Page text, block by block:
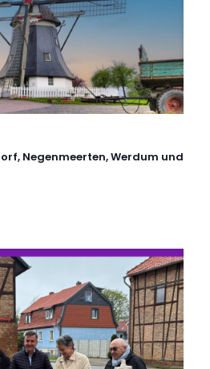
Negenmeerten, Werdum und